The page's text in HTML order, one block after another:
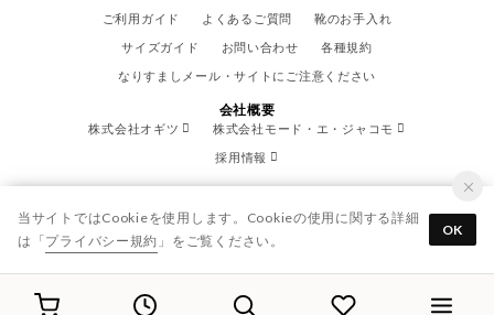
ご利用ガイド よくあるご質問
靴のお手入れ
サイズガイド
お問い合わせ
各種規約
なりすましメール・サイトにご注意ください
会社概要
株式会社オギツ
株式会社モード・エ・ジャコモ
採用情報
© OGITSU CO.,LTD. / All Right Reserved.
当サイトではCookieを使用します。Cookieの使用に関する詳細
は「プライバシー規約 」をご覧ください。
OK